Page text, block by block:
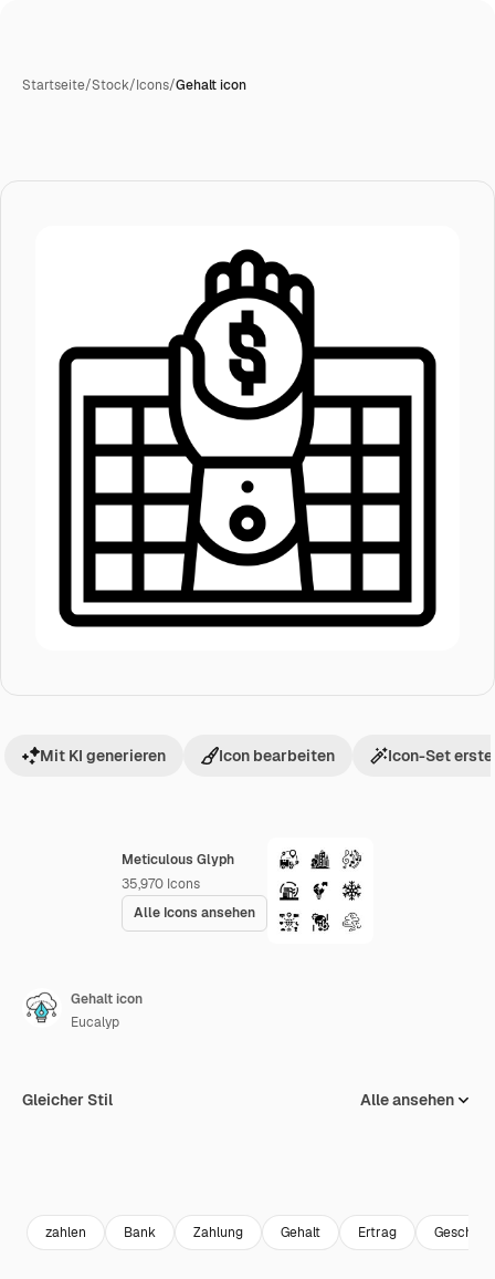
Startseite/Stock/Icons/Gehalt icon
Meticulous Glyph
35,970 Icons
Alle Icons ansehen
Mit KI generieren Icon bearbeiten Icon-Set
Gehalt icon
Eucalyp
Gleicher Stil Alle ansehen
zahlen Bank Zahlung Gehalt Ertrag Geschäft